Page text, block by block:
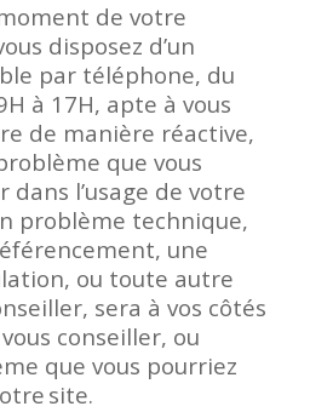
de votre
disposez d’un
par téléphone, du
à 17H, apte à vous
de manière réactive,
que vous
dans l’usage de votre
problème technique,
une
ou toute autre
sera à vos côtés
conseiller, ou
que vous pourriez
site.